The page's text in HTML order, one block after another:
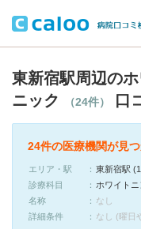
東新宿駅周辺の
ニック
（24件） 口
24件の医療機関が見
エリア・駅
東新宿駅
診療科目
ホワイト
名称
なし
詳細条件
なし (曜日